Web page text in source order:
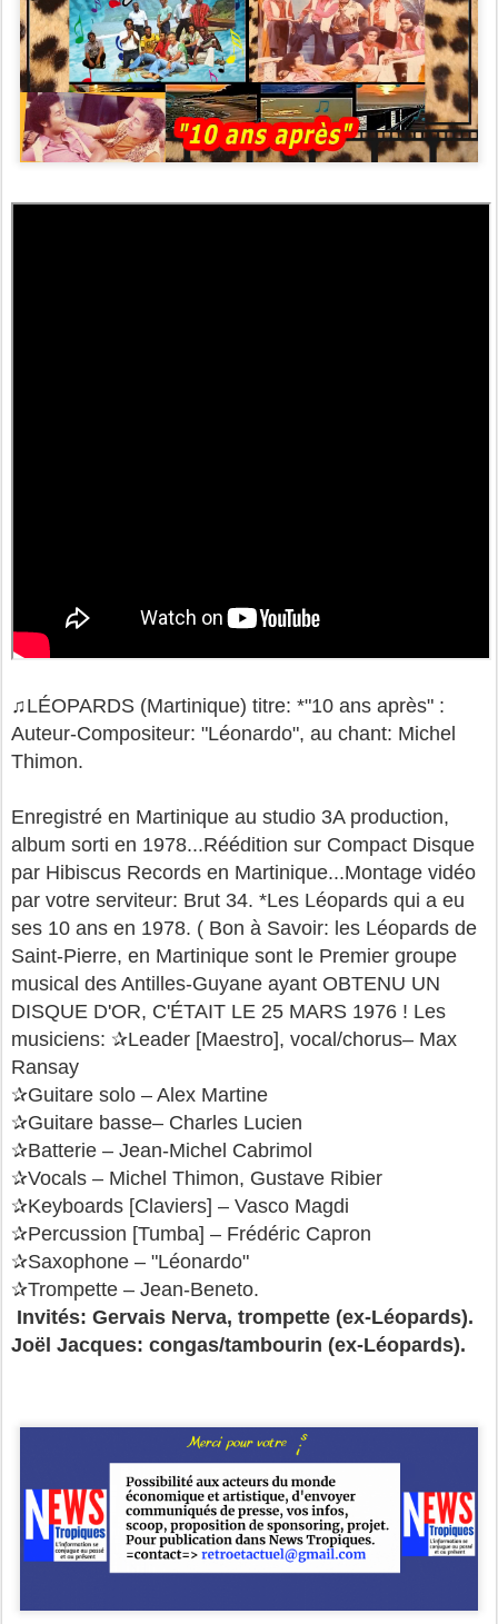
♫LÉOPARDS (Martinique) titre: *"10 ans après" :
Auteur-Compositeur: "Léonardo", au chant: Michel
Thimon.
Enregistré en Martinique au studio 3A production,
album sorti en 1978...Réédition sur Compact Disque
par Hibiscus Records en Martinique...Montage vidéo
par votre serviteur: Brut 34. *Les Léopards qui a eu
ses 10 ans en 1978. ( Bon à Savoir: les Léopards de
Saint-Pierre, en Martinique sont le Premier groupe
musical des Antilles-Guyane ayant OBTENU UN
DISQUE D'OR, C'ÉTAIT LE 25 MARS 1976 ! Les
musiciens: ✰Leader [Maestro], vocal/chorus– Max
Ransay
✰Guitare solo – Alex Martine
✰Guitare basse– Charles Lucien
✰Batterie – Jean-Michel Cabrimol
✰Vocals – Michel Thimon, Gustave Ribier
✰Keyboards [Claviers] – Vasco Magdi
✰Percussion [Tumba] – Frédéric Capron
✰Saxophone – "Léonardo"
✰Trompette – Jean-Beneto.
Invités: Gervais Nerva, trompette (ex-Léopards).
Joël Jacques: congas/tambourin (ex-Léopards).